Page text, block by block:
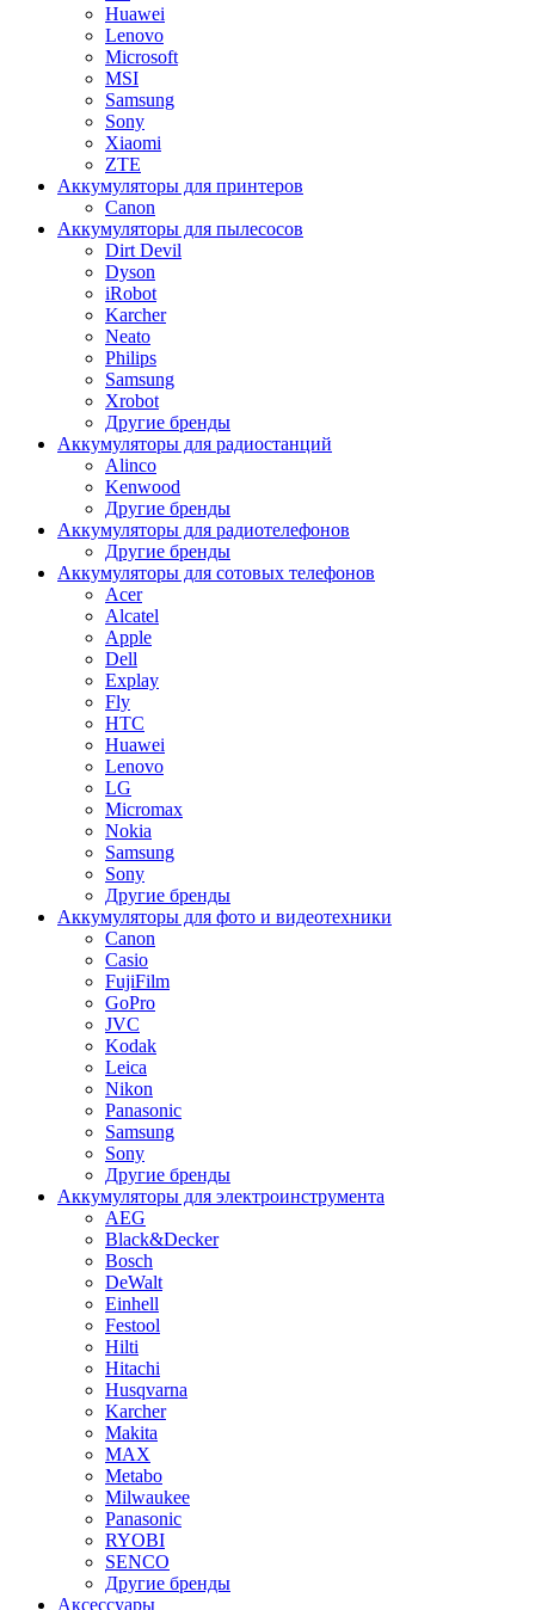
Huawei
Lenovo
Microsoft
MSI
Samsung
Sony
Xiaomi
ZTE
Аккумуляторы для принтеров
Canon
Аккумуляторы для пылесосов
Dirt Devil
Dyson
iRobot
Karcher
Neato
Philips
Samsung
Xrobot
Другие бренды
Аккумуляторы для радиостанций
Alinco
Kenwood
Другие бренды
Аккумуляторы для радиотелефонов
Другие бренды
Аккумуляторы для сотовых телефонов
Acer
Alcatel
Apple
Dell
Explay
Fly
HTC
Huawei
Lenovo
LG
Micromax
Nokia
Samsung
Sony
Другие бренды
Аккумуляторы для фото и видеотехники
Canon
Casio
FujiFilm
GoPro
JVC
Kodak
Leica
Nikon
Panasonic
Samsung
Sony
Другие бренды
Аккумуляторы для электроинструмента
AEG
Black&Decker
Bosch
DeWalt
Einhell
Festool
Hilti
Hitachi
Husqvarna
Karcher
Makita
MAX
Metabo
Milwaukee
Panasonic
RYOBI
SENCO
Другие бренды
Аксессуары